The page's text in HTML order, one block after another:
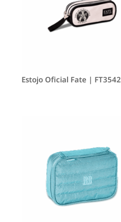
Estojo Oficial Fate | FT3542